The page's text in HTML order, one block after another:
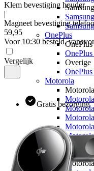
OnePlus
Overige
Motorola
Klem bevestiging houder
|
Magneet bevestiging
59,95
Voor 10:30 besteld,
Vergelijk
Gratis bezorging